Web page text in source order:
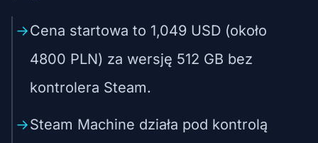
Cena startowa to 1,049 USD (około
4800 PLN) za wersję 512 GB bez
kontrolera Steam.
Steam Machine działa pod kontrolą